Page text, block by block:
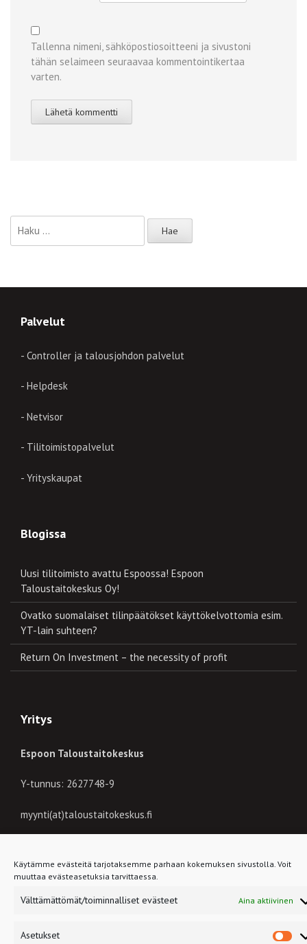
Käytämme evästeitä tarjotaksemme parhaan kokemuksen sivustolla. Voit
muuttaa evästeasetuksia tarvittaessa.
Välttämättömät/toiminnalliset evästeet Aina aktiivinen
Asetukset
Tallenna nimeni, sähköpostiosoitteeni ja sivustoni
tähän selaimeen seuraavaa kommentointikertaa
varten.
Palvelut
- Controller ja talousjohdon palvelut
- Helpdesk
- Netvisor
- Tilitoimistopalvelut
- Yrityskaupat
Blogissa
Uusi tilitoimisto avattu Espoossa! Espoon
Taloustaitokeskus Oy!
Ovatko suomalaiset tilinpäätökset käyttökelvottomia esim.
YT-lain suhteen?
Return On Investment – the necessity of profit
Yritys
Espoon Taloustaitokeskus
Y-tunnus: 2627748-9
myynti(at)taloustaitokeskus.fi
Oy